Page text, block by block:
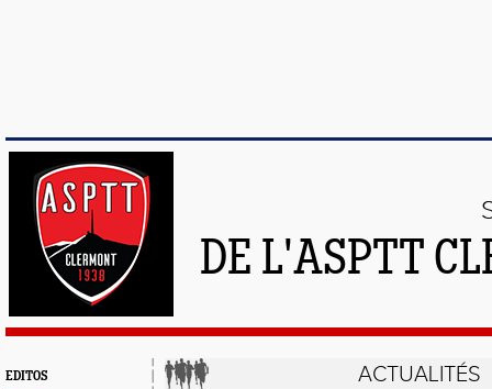
DE L'ASPTT
EDITOS ACTUALITÉS